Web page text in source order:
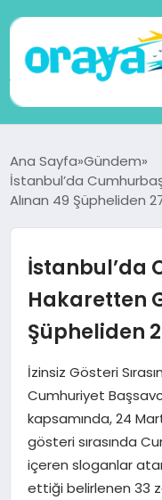
SAĞLIK
TEKNOLOJI
YAŞAM
Ana Sayfa Gündem
İstanbul’da
Alınan 49 Şüpheliden
İstanbul’da
Hakaretten
Şüpheliden
İzinsiz Gösteri
Cumhuriyet
kapsamında, 24
gösteri sırasında
içeren sloganlar
ettiği belirlenen 33